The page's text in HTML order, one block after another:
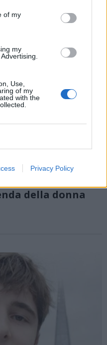
of my
my
Use,
of my
with the
Privacy Policy
risponde ai
della donna